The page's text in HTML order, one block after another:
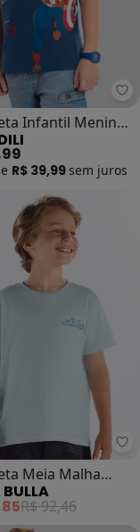
Creative
Infantil Menino
Malha (Azul)
R$ 39,99 sem juros
Azul com
Meia Malha
BULLA
R$ 92,46